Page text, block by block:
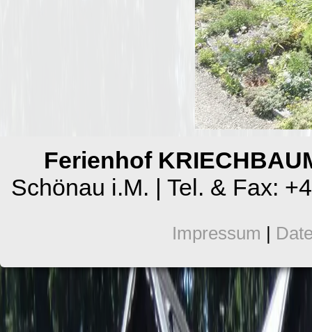
Ferienhof
Schönau i.M. | Tel. & Fax:
Impressum |